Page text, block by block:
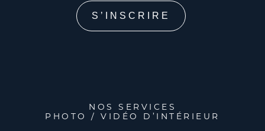
NOS SERVICES
PHOTO / VIDÉO D’INTÉRIEUR